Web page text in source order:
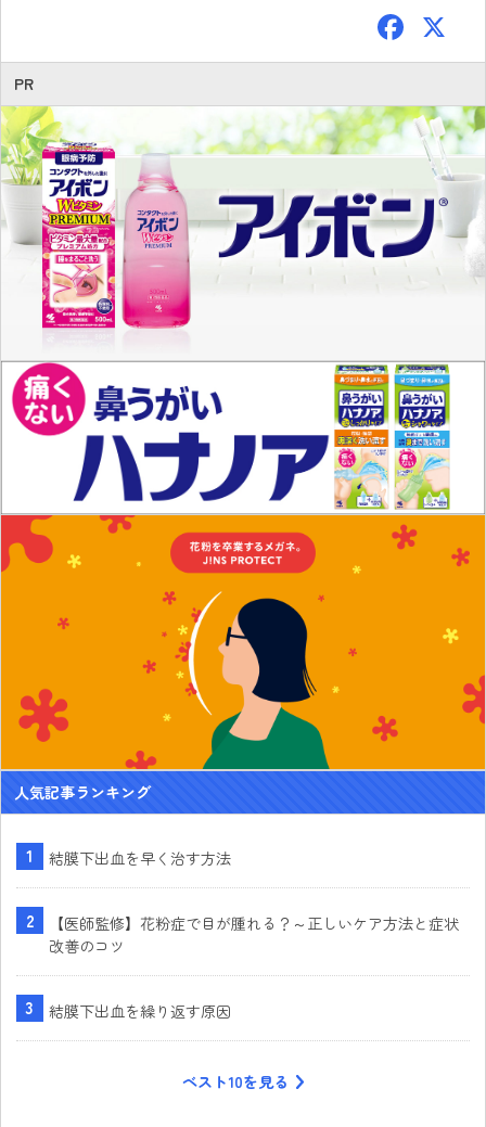
F
ac
e
b
o
ok
PR
人気記事ランキング
結膜下出血を早く治す方法
【医師監修】花粉症で目が腫れる？～正しいケア方法と症状
改善のコツ
結膜下出血を繰り返す原因
ベスト10を見る